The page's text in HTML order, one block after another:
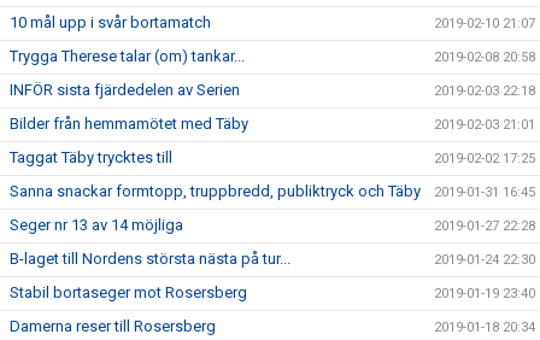
10 mål upp i svår bortamatch 2019-02-10 21:07
Trygga Therese talar (om) tankar... 2019-02-08 20:58
INFÖR sista fjärdedelen av Serien 2019-02-03 22:18
Bilder från hemmamötet med Täby 2019-02-03 21:01
Taggat Täby trycktes till 2019-02-02 17:25
Sanna snackar formtopp, truppbredd, publiktryck och Täby 2019-01-31 16:45
Seger nr 13 av 14 möjliga 2019-01-27 22:28
B-laget till Nordens största nästa på tur... 2019-01-24 22:30
Stabil bortaseger mot Rosersberg 2019-01-19 23:40
Damerna reser till Rosersberg 2019-01-18 20:34